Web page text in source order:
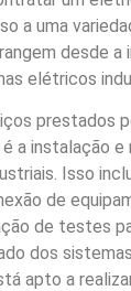
a uma
desde a
elétricos
prestados
a instalação
Isso
de
de testes
dos
apto a